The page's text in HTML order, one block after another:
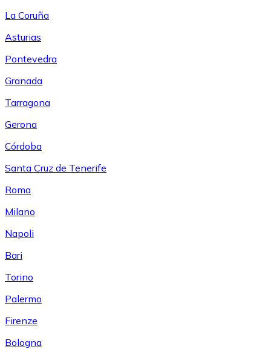
La Coruña
Asturias
Pontevedra
Granada
Tarragona
Gerona
Córdoba
Santa Cruz de Tenerife
Roma
Milano
Napoli
Bari
Torino
Palermo
Firenze
Bologna